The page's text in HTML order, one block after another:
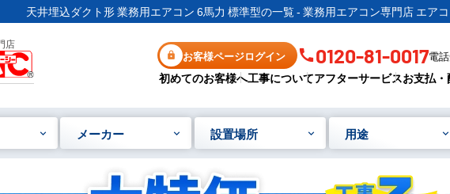
天井埋込ダクト形 業務用エアコン 6馬力 標準型の一覧 - 業務用エアコン専門店 エア
店
お客様ページログイン 0120-81-0017電
初めてのお客様へ工事についてアフターサービスお支払
メーカー 設置場所 用途